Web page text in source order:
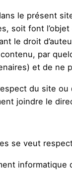
le présent
soit font
le droit
par
et de ne
du site
joindre le
se veut